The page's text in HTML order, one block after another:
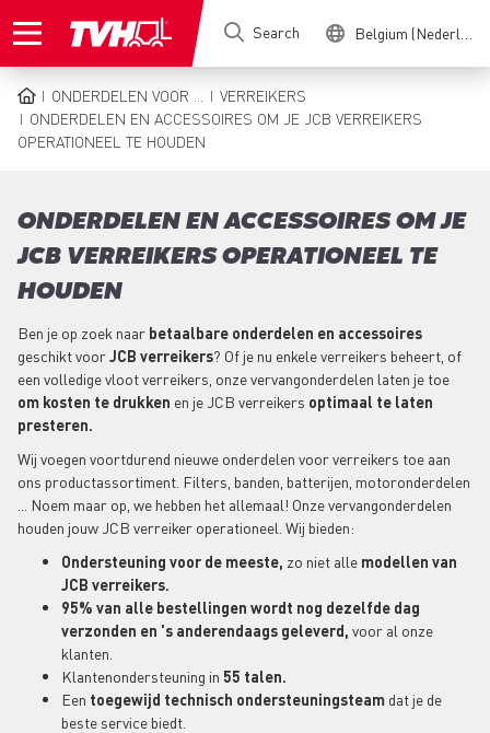
to
Search Belgium (Nederlands)
BREADCRUMB
ONDERDELEN VOOR ...
VERREIKERS
ONDERDELEN EN ACCESSOIRES OM JE JCB VERREIKERS
OPERATIONEEL TE HOUDEN
ONDERDELEN EN ACCESSOIRES OM JE
JCB VERREIKERS OPERATIONEEL TE
HOUDEN
Ben je op zoek naar betaalbare onderdelen en accessoires
geschikt voorJCB verreikers? Of je nu enkele verreikers beheert, of
een volledige vloot verreikers, onze vervangonderdelen laten je toe
om kosten te drukken en je JCB verreikers optimaal te laten
presteren.
Wij voegen voortdurend nieuwe onderdelen voor verreikers toe aan
ons productassortiment. Filters, banden, batterijen, motoronderdelen
... Noem maar op, we hebben het allemaal! Onze vervangonderdelen
houden jouw JCB verreiker operationeel. Wij bieden:
Ondersteuning voor de meeste, zo niet alle modellen van
JCB verreikers.
95% van alle bestellingen wordt nog dezelfde dag
verzonden en 's anderendaags geleverd, voor al onze
klanten.
Klantenondersteuning in 55 talen.
Een toegewijd technisch ondersteuningsteam dat je de
beste service biedt.